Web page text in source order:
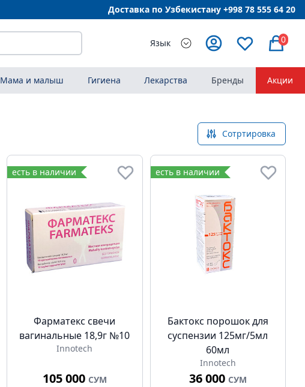
Доставка по Узбекистану +998 78 555 64 20
Язык 0
Мама и малыш Гигиена Лекарства Бренды Акции
Сотртировка
есть в наличии
Фарматекс свечи
вагинальные 18,9г №10
Innotech
105 000 СУМ
есть в наличии
Бактокс порошок для
суспензии 125мг/5мл
60мл
Innotech
36 000 СУМ